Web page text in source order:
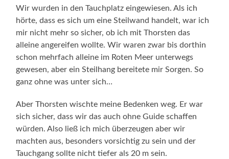
Wir wurden in den Tauchplatz eingewiesen. Als ich
hörte, dass es sich um eine Steilwand handelt, war ich
mir nicht mehr so sicher, ob ich mit Thorsten das
alleine angereifen wollte. Wir waren zwar bis dorthin
schon mehrfach alleine im Roten Meer unterwegs
gewesen, aber ein Steilhang bereitete mir Sorgen. So
ganz ohne was unter sich…
Aber Thorsten wischte meine Bedenken weg. Er war
sich sicher, dass wir das auch ohne Guide schaffen
würden. Also ließ ich mich überzeugen aber wir
machten aus, besonders vorsichtig zu sein und der
Tauchgang sollte nicht tiefer als 20 m sein.